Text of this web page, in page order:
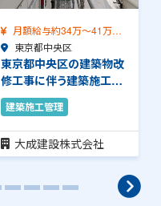
月額給与約42万～58万
（前職給与保証）…
東京都中央区
東京都中央区の建築物改
修工事に伴う建築施工管
理のお仕事です。…
建築施工管理
大成建設株式会社